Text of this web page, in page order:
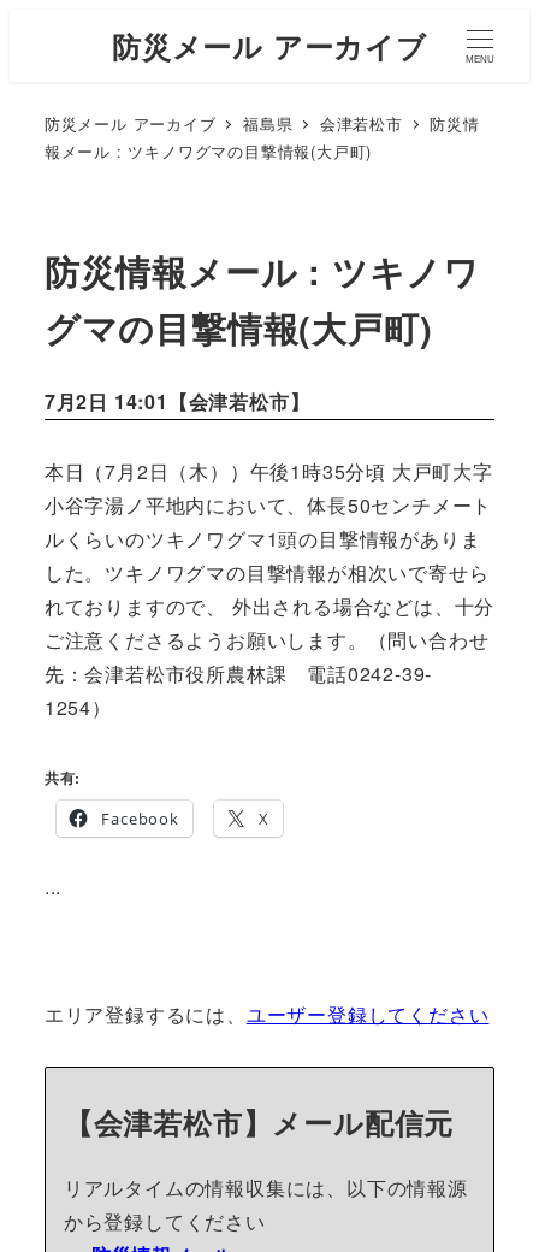
防災メール アーカイブ MENU
防災メール アーカイブ 福島県 会津若松市
防災情
報メール : ツキノワグマの目撃情報(大戸町)
防災情報メール : ツキノワ
グマの目撃情報(大戸町)
7月2日 14:01【会津若松市】
本日（7月2日（木））午後1時35分頃 大戸町大字
小谷字湯ノ平地内において、体長50センチメート
ルくらいのツキノワグマ1頭の目撃情報がありま
した。ツキノワグマの目撃情報が相次いで寄せら
れておりますので、 外出される場合などは、十分
ご注意くださるようお願いします。（問い合わせ
先：会津若松市役所農林課 電話0242-39-
1254）
共有:
Facebook
X
...
エリア登録するには、 ユーザー登録してください
【会津若松市】メール配信元
リアルタイムの情報収集には、以下の情報源
から登録してください